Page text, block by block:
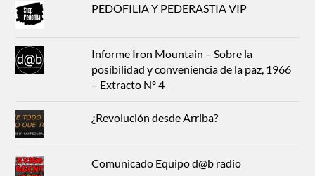
PEDOFILIA Y PEDERASTIA VIP
Informe Iron Mountain – Sobre la
posibilidad y conveniencia de la paz, 1966
– Extracto Nº 4
¿Revolución desde Arriba?
Comunicado Equipo d@b radio